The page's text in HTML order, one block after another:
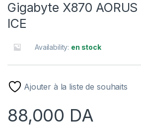
Gigabyte X870 AORUS
ICE
Availability: en stock
Ajouter à la liste de souhaits
88,000 DA